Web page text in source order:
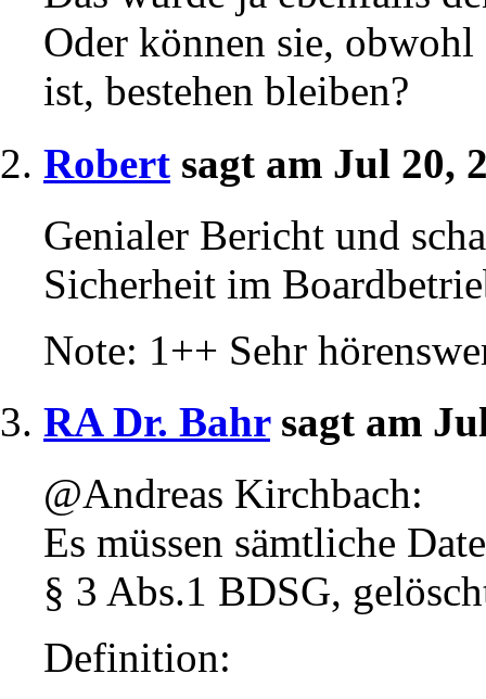
Oder können sie,
ist, bestehen bleiben?
Robert sagt am Jul 20,
Genialer Bericht und
Sicherheit im
Note: 1++ Sehr
RA Dr. Bahrsagt am
@Andreas Kirchbach:
Es müssen sämtliche
§ 3 Abs.1 BDSG,
Definition: